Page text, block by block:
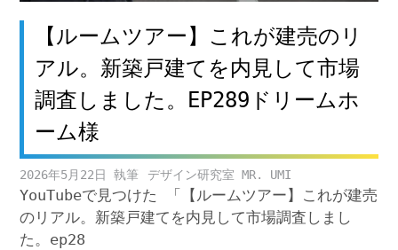
【ルームツアー】これが建売のリ
アル。新築戸建てを内見して市場
調査しました。EP289ドリームホ
ーム様
2026年5月22日 デザイン研究室 MR. UMI
YouTubeで見つけた 「【ルームツアー】これが建売
のリアル。新築戸建てを内見して市場調査しまし
た。ep28